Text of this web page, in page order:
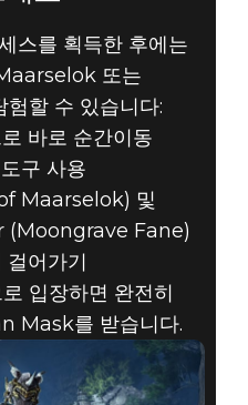
스를 획득한 후에는
또는
할 수 있습니다:
바로 순간이동
구 사용
Maarselok) 및
Fane)
걸어가기
입장하면 완전히
Mask를 받습니다.